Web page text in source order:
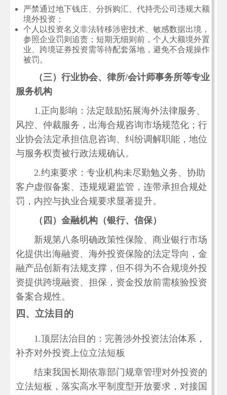
严禁通过地下钱庄、分拆购汇、代持壳公司违规大额
境外投资；
个人以投资名义非法转移涉密技术、敏感数据出境，
参照企业罚则追责；短期无细则前，个人大额境外置
业、跨境证券投资需等待配套落地，避免不合规操作
被罚。
（三）行业协会、律所/会计师事务所等专业
服务机构
1.正向影响：法定鼓励拓展海外法律服务、
风控、仲裁服务，出海合规咨询市场规范化；行
业协会法定承担信息咨询、纠纷调解职能，地位
与服务权责被行政法规确认。
2.约束要求：专业机构未尽勤勉义务、协助
客户虚假备案、违规规避监管，连带承担合规处
罚，内控与执业合规要求显著提升。
（四）金融机构（银行、信保）
新规第八条明确政策性保险、商业银行市场
化提供出海融资、海外投资保险的法定导向，金
融产品创新有法规支撑，但不得为不合规境外投
资提供跨境融资、担保，资金投放前需核验投资
备案合规性。
四、立法目的
1.顶层法治目的：完善涉外投资法治体系，
补齐对外投资上位立法短板
结束我国长期依靠部门规章管理对外投资的
立法短板，落实高水平制度型开放要求，对接国